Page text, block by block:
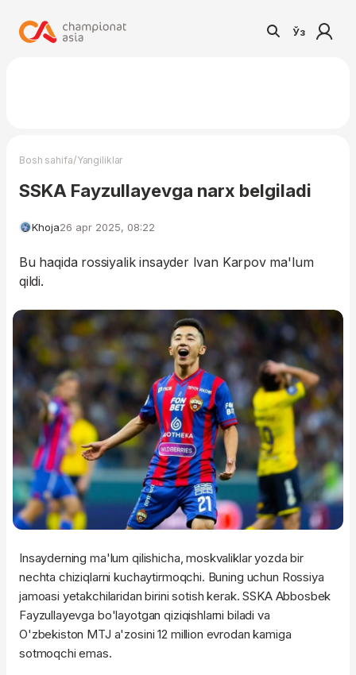
Ўз
Bosh sahifa/Yangiliklar
SSKA Fayzullayevga narx belgiladi
Khoja26 apr 2025, 08:22
Bu haqida rossiyalik insayder Ivan Karpov ma'lum
qildi.
Insayderning ma'lum qilishicha, moskvaliklar yozda bir
nechta chiziqlarni kuchaytirmoqchi. Buning uchun Rossiya
jamoasi yetakchilaridan birini sotish kerak. SSKA Abbosbek
Fayzullayevga bo'layotgan qiziqishlarni biladi va
O'zbekiston MTJ a'zosini 12 million evrodan kamiga
sotmoqchi emas.